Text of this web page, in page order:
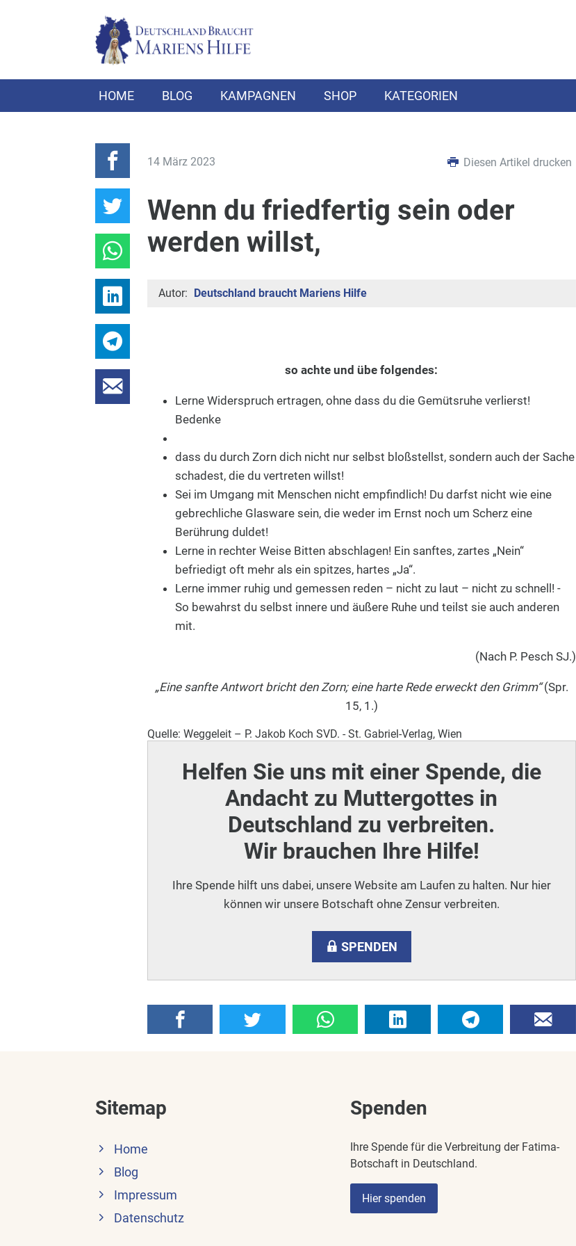
HOME BLOG KAMPAGNEN SHOP KATEGORIEN
14 März 2023 Diesen Artikel drucken
Wenn du friedfertig sein oder
werden willst,
Autor: Deutschland braucht Mariens Hilfe
so achte und übe folgendes:
Lerne Widerspruch ertragen, ohne dass du die Gemütsruhe verlierst!
Bedenke
dass du durch Zorn dich nicht nur selbst bloßstellst, sondern auch der Sache
schadest, die du vertreten willst!
Sei im Umgang mit Menschen nicht empfindlich! Du darfst nicht wie eine
gebrechliche Glasware sein, die weder im Ernst noch um Scherz eine
Berührung duldet!
Lerne in rechter Weise Bitten abschlagen! Ein sanftes, zartes „Nein“
befriedigt oft mehr als ein spitzes, hartes „Ja“.
Lerne immer ruhig und gemessen reden – nicht zu laut – nicht zu schnell! -
So bewahrst du selbst innere und äußere Ruhe und teilst sie auch anderen
mit.
(Nach P. Pesch SJ.)
„Eine sanfte Antwort bricht den Zorn; eine harte Rede erweckt den Grimm“(Spr.
15, 1.)
Quelle: Weggeleit – P. Jakob Koch SVD. - St. Gabriel-Verlag, Wien
Helfen Sie uns mit einer Spende, die
Andacht zu Muttergottes in
Deutschland zu verbreiten.
Wir brauchen Ihre Hilfe!
Ihre Spende hilft uns dabei, unsere Website am Laufen zu halten. Nur hier
können wir unsere Botschaft ohne Zensur verbreiten.
SPENDEN
Sitemap
Home
Blog
Impressum
Datenschutz
Spenden
Ihre Spende für die Verbreitung der Fatima-
Botschaft in Deutschland.
Hier spenden